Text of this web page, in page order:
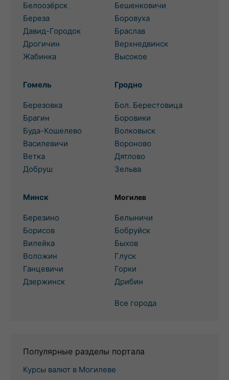
Белоозёрск
Береза
Давид-Городок
Дрогичин
Жабинка
Бешенковичи
Боровуха
Браслав
Верхнедвинск
Высокое
Гомель
Березовка
Брагин
Буда-Кошелево
Василевичи
Ветка
Добруш
Гродно
Бол. Берестовица
Боровики
Волковыск
Вороново
Дятлово
Зельва
Минск
Березино
Борисов
Вилейка
Воложин
Ганцевичи
Дзержинск
Могилев
Белыничи
Бобруйск
Быхов
Глуск
Горки
Дрибин
Все города
Популярные разделы портала
Курсы валют в Могилеве